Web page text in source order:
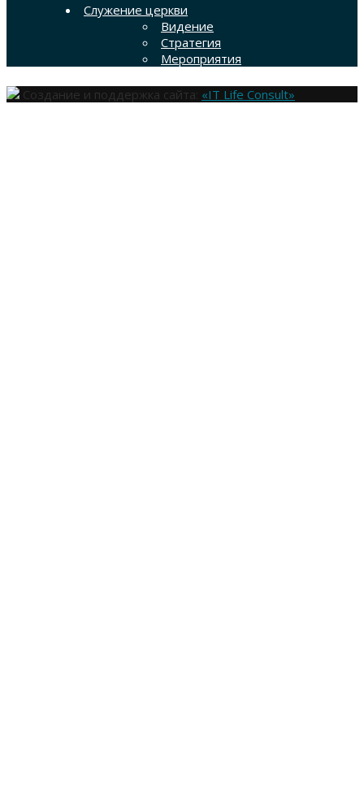
Служение церкви
Видение
Стратегия
Мероприятия
Создание и поддержка сайта: «IT Life Consult»